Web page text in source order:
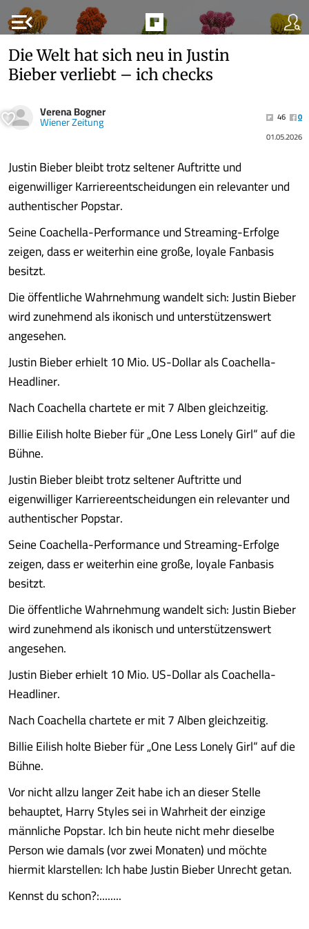
menu_open
Die Welt hat sich neu in Justin
Bieber verliebt – ich checks
Verena Bogner
Wiener Zeitung 46
0
01.05.2026
Justin Bieber bleibt trotz seltener Auftritte und
eigenwilliger Karriereentscheidungen ein relevanter und
authentischer Popstar.
Seine Coachella-Performance und Streaming-Erfolge
zeigen, dass er weiterhin eine große, loyale Fanbasis
besitzt.
Die öffentliche Wahrnehmung wandelt sich: Justin Bieber
wird zunehmend als ikonisch und unterstützenswert
angesehen.
Justin Bieber erhielt 10 Mio. US-Dollar als Coachella-
Headliner.
Nach Coachella chartete er mit 7 Alben gleichzeitig.
Billie Eilish holte Bieber für „One Less Lonely Girl“ auf die
Bühne.
Justin Bieber bleibt trotz seltener Auftritte und
eigenwilliger Karriereentscheidungen ein relevanter und
authentischer Popstar.
Seine Coachella-Performance und Streaming-Erfolge
zeigen, dass er weiterhin eine große, loyale Fanbasis
besitzt.
Die öffentliche Wahrnehmung wandelt sich: Justin Bieber
wird zunehmend als ikonisch und unterstützenswert
angesehen.
Justin Bieber erhielt 10 Mio. US-Dollar als Coachella-
Headliner.
Nach Coachella chartete er mit 7 Alben gleichzeitig.
Billie Eilish holte Bieber für „One Less Lonely Girl“ auf die
Bühne.
Vor nicht allzu langer Zeit habe ich an dieser Stelle
behauptet, Harry Styles sei in Wahrheit der einzige
männliche Popstar. Ich bin heute nicht mehr dieselbe
Person wie damals (vor zwei Monaten) und möchte
hiermit klarstellen: Ich habe Justin Bieber Unrecht getan.
Kennst du schon?:........